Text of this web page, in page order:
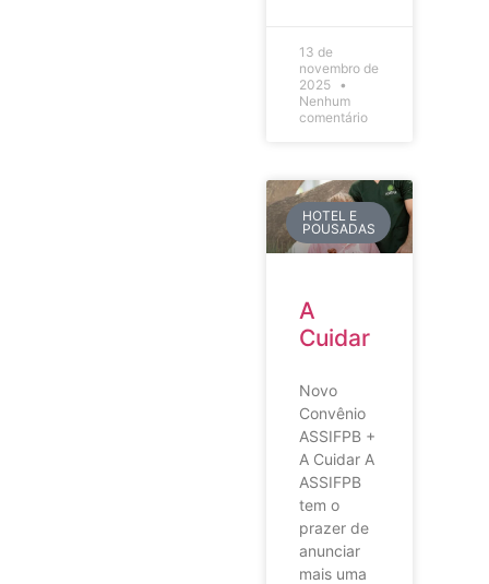
13 de
novembro de
2025
Nenhum
comentário
HOTEL E
POUSADAS
A
Cuidar
Novo
Convênio
ASSIFPB +
A Cuidar A
ASSIFPB
tem o
prazer de
anunciar
mais uma